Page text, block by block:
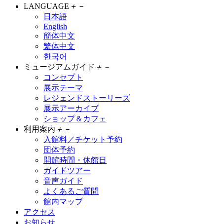
LANGUAGE ＋ －
日本語
English
簡体中文
繁体中文
한국어
ミュージアムガイド ＋ －
コンセプト
展示テーマ
レジェンドストーリーズ
展示アーカイブ
ショップ＆カフェ
利用案内 ＋ －
入館料／チケット予約
団体予約
開館時間・休館日
ガイドツアー
音声ガイド
よくあるご質問
館内マップ
アクセス